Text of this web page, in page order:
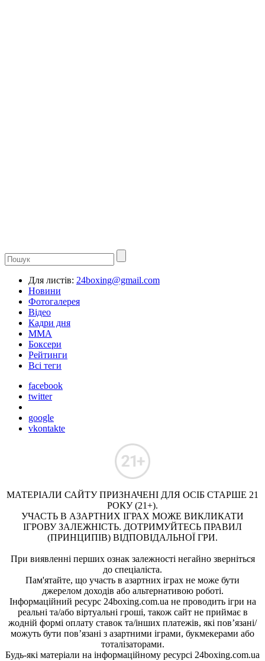
Для листів: 24boxing@gmail.com
Новини
Фотогалерея
Відео
Кадри дня
ММА
Боксери
Рейтинги
Всі теги
facebook
twitter
google
vkontakte
МАТЕРІАЛИ САЙТУ ПРИЗНАЧЕНІ ДЛЯ ОСІБ СТАРШЕ 21
РОКУ (21+).
УЧАСТЬ В АЗАРТНИХ ІГРАХ МОЖЕ ВИКЛИКАТИ
ІГРОВУ ЗАЛЕЖНІСТЬ. ДОТРИМУЙТЕСЬ ПРАВИЛ
(ПРИНЦИПІВ) ВІДПОВІДАЛЬНОЇ ГРИ.
При виявленні перших ознак залежності негайно зверніться
до спеціаліста.
Пам'ятайте, що участь в азартних іграх не може бути
джерелом доходів або альтернативою роботі.
Інформаційний ресурс 24boxing.com.ua не проводить ігри на
реальні та/або віртуальні гроші, також сайт не приймає в
жодній формі оплату ставок та/інших платежів, які пов’язані/
можуть бути пов’язані з азартними іграми, букмекерами або
тоталізаторами.
Будь-які матеріали на інформаційному ресурсі 24boxing.com.ua